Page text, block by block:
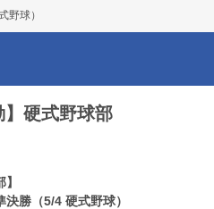
球）
】硬式野球部
勝（5/4 硬式野球）